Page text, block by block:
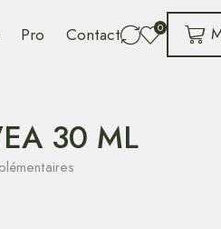
Pro Contact 0
30 ML